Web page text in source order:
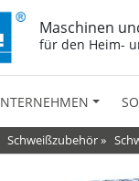
Maschinen
für den Heim-
Schweißzubehör»